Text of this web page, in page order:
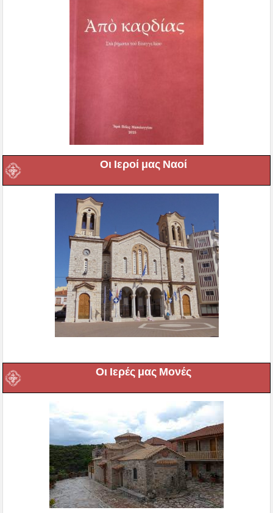
Οι Ιεροί μας Ναοί
Οι Ιερές μας Μονές